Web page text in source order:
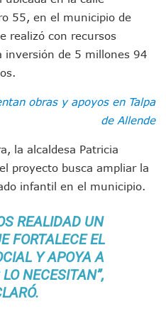
Sexto Mejor Alcalde De Jalisco, Según
Nuevos Camiones Al Corredor Bahía
A Lemus Más Ministerios Públicos Para
En Puerto Vallarta Registra 80% De
Elevó Percepción De Inseguridad
Taller En Puerto Vallarta
Violaciones A Derechos De Víctima De
Camellones De La Principal Avenida
No Detienen El Transporte Público
Auditivo A Don Juan Ramírez En Puerto
Podría Generar Oleaje Elevado En
Este Verano Puede Costar Hasta
Riesgos Por Cocodrilos En Playas De
Juanito” Al Diputado Federal Bruno
Reciben A Juan Carlos Castro
55, en el municipio de
realizó con recursos
inversión de 5 millones 94
obras y apoyos en Talpa
de Allende
la alcaldesa Patricia
proyecto busca ampliar la
infantil en el municipio.
REALIDAD UN
FORTALECE EL
Y APOYA A
NECESITAN”,